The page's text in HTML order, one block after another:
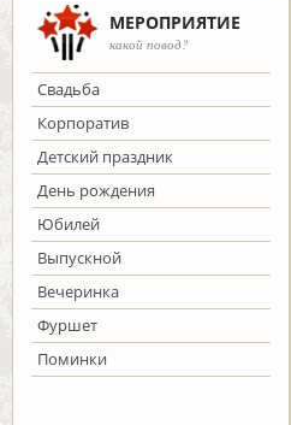
МЕРОПРИЯТИЕ
какой повод?
Cвадьба
Корпоратив
Детский праздник
День рождения
Юбилей
Выпускной
Вечеринка
Фуршет
Поминки